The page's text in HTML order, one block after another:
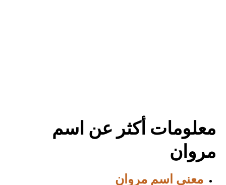
معلومات أكثر عن اسم
مروان
معنى اسم مروان